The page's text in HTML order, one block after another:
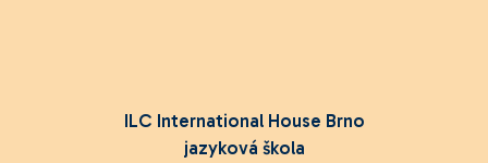
ILC International House Brno
jazyková škola